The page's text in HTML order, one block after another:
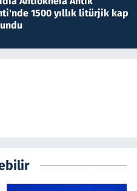
1500 yıllık litürjik kap